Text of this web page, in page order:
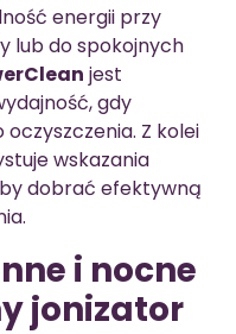
energii przy
lub do spokojnych
jest
gdy
Z kolei
wskazania
dobrać efektywną
i nocne
jonizator